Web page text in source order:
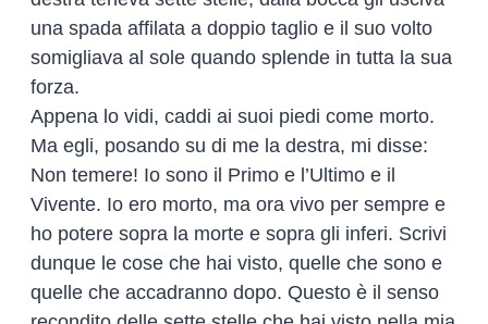
una spada affilata a doppio taglio e il suo volto
somigliava al sole quando splende in tutta la sua
forza.
Appena lo vidi, caddi ai suoi piedi come morto.
Ma egli, posando su di me la destra, mi disse:
Non temere! Io sono il Primo e l’Ultimo e il
Vivente. Io ero morto, ma ora vivo per sempre e
ho potere sopra la morte e sopra gli inferi. Scrivi
dunque le cose che hai visto, quelle che sono e
quelle che accadranno dopo. Questo è il senso